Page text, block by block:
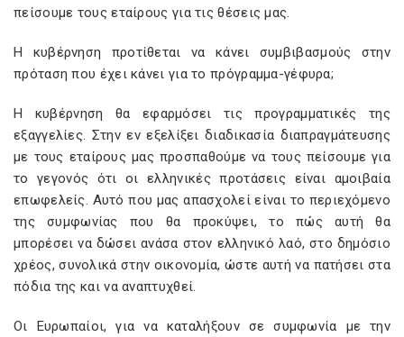
πείσουμε τους εταίρους για τις θέσεις μας.
Η κυβέρνηση προτίθεται να κάνει συμβιβασμούς στην
πρόταση που έχει κάνει για το πρόγραμμα-γέφυρα;
Η κυβέρνηση θα εφαρμόσει τις προγραμματικές της
εξαγγελίες. Στην εν εξελίξει διαδικασία διαπραγμάτευσης
με τους εταίρους μας προσπαθούμε να τους πείσουμε για
το γεγονός ότι οι ελληνικές προτάσεις είναι αμοιβαία
επωφελείς. Αυτό που μας απασχολεί είναι το περιεχόμενο
της συμφωνίας που θα προκύψει, το πώς αυτή θα
μπορέσει να δώσει ανάσα στον ελληνικό λαό, στο δημόσιο
χρέος, συνολικά στην οικονομία, ώστε αυτή να πατήσει στα
πόδια της και να αναπτυχθεί.
Οι Ευρωπαίοι, για να καταλήξουν σε συμφωνία με την